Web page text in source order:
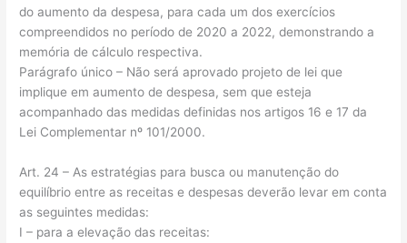
do aumento da despesa, para cada um dos exercícios
compreendidos no período de 2020 a 2022, demonstrando a
memória de cálculo respectiva.
Parágrafo único – Não será aprovado projeto de lei que
implique em aumento de despesa, sem que esteja
acompanhado das medidas definidas nos artigos 16 e 17 da
Lei Complementar nº 101/2000.
Art. 24 – As estratégias para busca ou manutenção do
equilíbrio entre as receitas e despesas deverão levar em conta
as seguintes medidas:
I – para a elevação das receitas: